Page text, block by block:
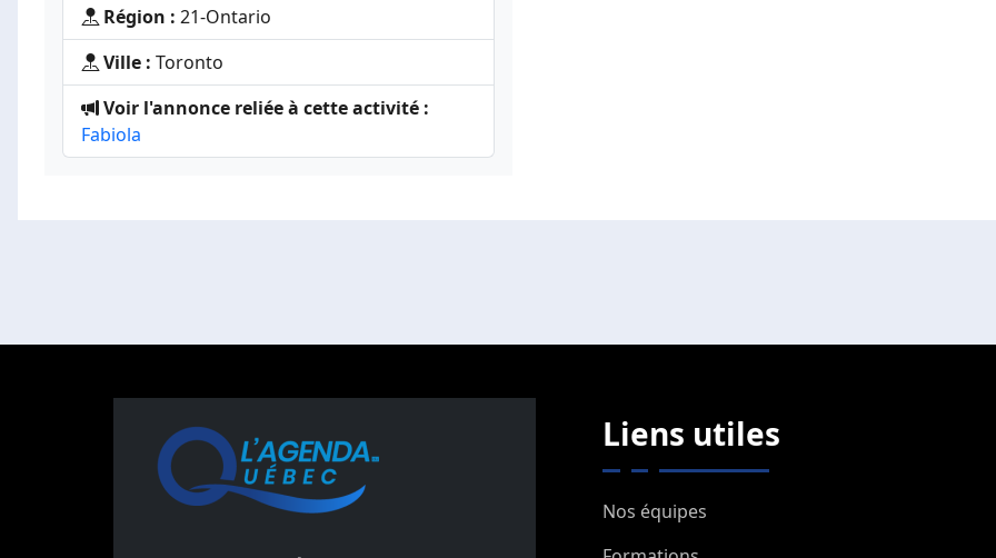
Région : 21-Ontario
Ville : Toronto
Voir l'annonce reliée à cette activité :
Fabiola
Liens utiles
Nos équipes